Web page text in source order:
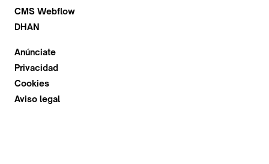
CMS Webflow
DHAN
Anúnciate
Privacidad
Cookies
Aviso legal